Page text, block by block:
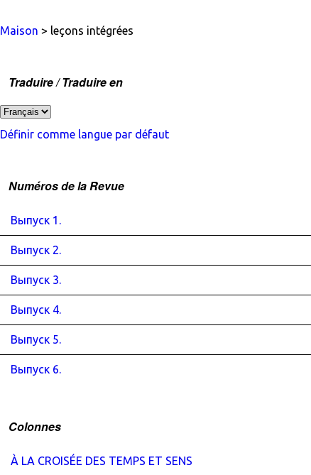
Maison > leçons intégrées
Traduire / Traduire en
Définir comme langue par défaut
Numéros de la Revue
Выпуск 1.
Выпуск 2.
Выпуск 3.
Выпуск 4.
Выпуск 5.
Выпуск 6.
Colonnes
À LA CROISÉE DES TEMPS ET SENS